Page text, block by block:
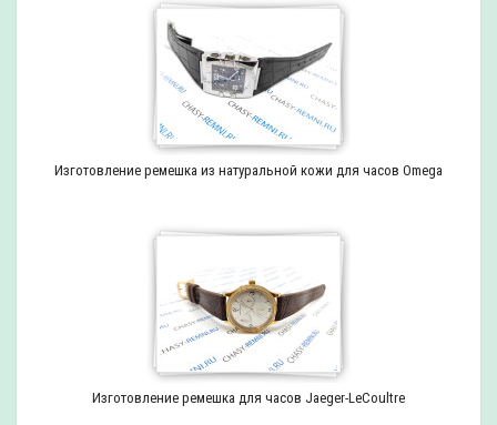
Изготовление ремешка из натуральной кожи для часов Omega
Изготовление ремешка для часов Jaeger-LeCoultre